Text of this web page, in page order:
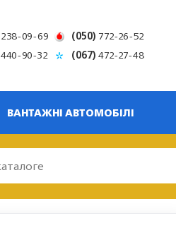
238-09-69 (050) 772-26-52
440-90-32 (067)472-27-48
ВАНТАЖНІ АВТОМОБІЛІ